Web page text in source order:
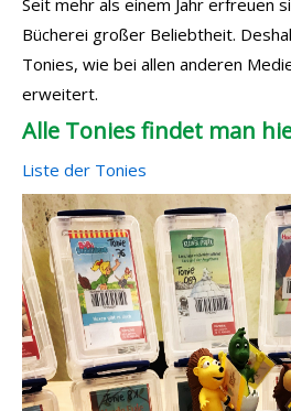
Seit mehr als einem Jahr erfreuen
Bücherei großer Beliebtheit.
Tonies, wie bei allen anderen
erweitert.
Alle Tonies findet man
Liste der Tonies